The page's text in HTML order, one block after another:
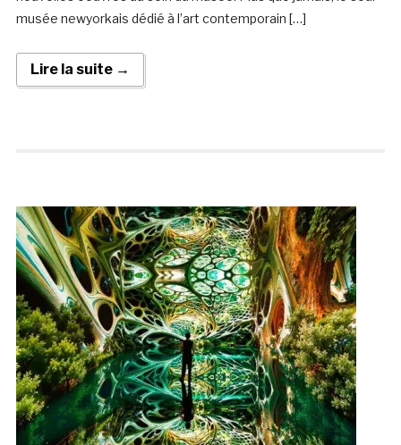
musée newyorkais dédié à l’art contemporain […]
Lire la suite →